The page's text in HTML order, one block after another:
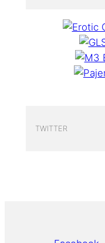
TWITTER